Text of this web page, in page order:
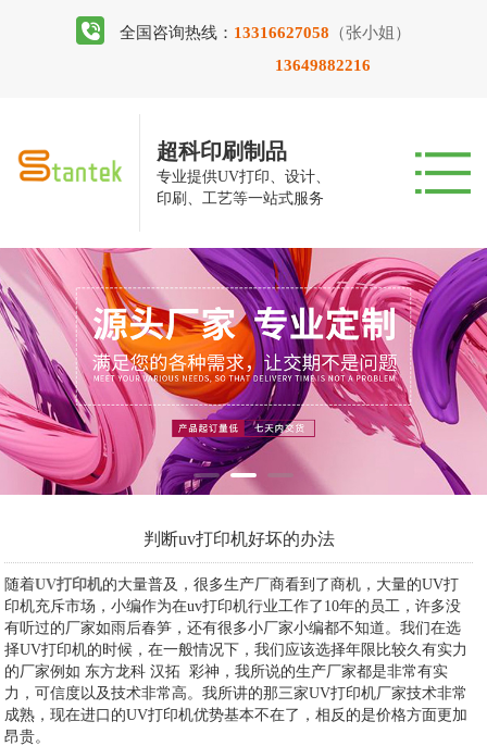
全国咨询热线： 13316627058 （张小姐）
13649882216
超科印刷制品
专业提供UV打印、设计、
印刷、工艺等一站式服务
判断uv打印机好坏的办法
随着UV打印机的大量普及，很多生产厂商看到了商机，大量的UV打
印机充斥市场，小编作为在uv打印机行业工作了10年的员工，许多没
有听过的厂家如雨后春笋，还有很多小厂家小编都不知道。我们在选
择UV打印机的时候，在一般情况下，我们应该选择年限比较久有实力
的厂家例如 东方龙科 汉拓 彩神，我所说的生产厂家都是非常有实
力，可信度以及技术非常高。我所讲的那三家UV打印机厂家技术非常
成熟，现在进口的UV打印机优势基本不在了，相反的是价格方面更加
昂贵。